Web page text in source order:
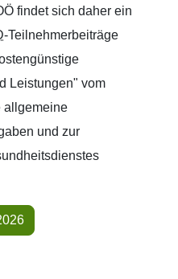
findet sich daher ein
-Teilnehmerbeiträge
Leistungen" vom
allgemeine
und zur